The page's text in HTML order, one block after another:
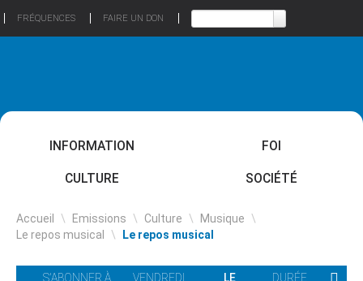
FRÉQUENCES FAIRE UN DON
INFORMATION FOI
CULTURE SOCIÉTÉ
Accueil \ Emissions \ Culture \ Musique \
Le repos musical
\ Le repos musical
S'ABONNER À
VENDREDI
LE
DURÉE